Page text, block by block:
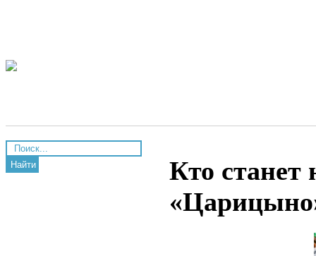
Найти
Кто